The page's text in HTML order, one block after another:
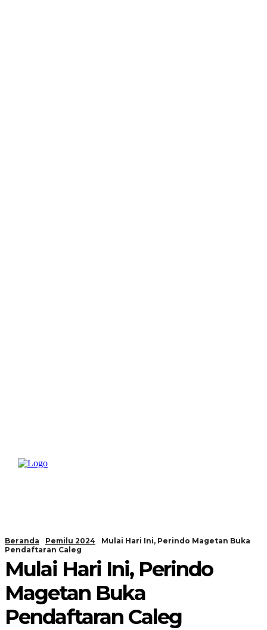
Beranda Pemilu 2024
Mulai Hari Ini, Perindo Magetan Buka
Pendaftaran Caleg
Mulai Hari Ini, Perindo
Magetan Buka
Pendaftaran Caleg